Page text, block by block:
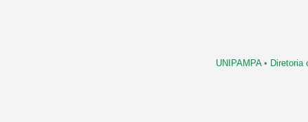
UNIPAMPA• Diretoria